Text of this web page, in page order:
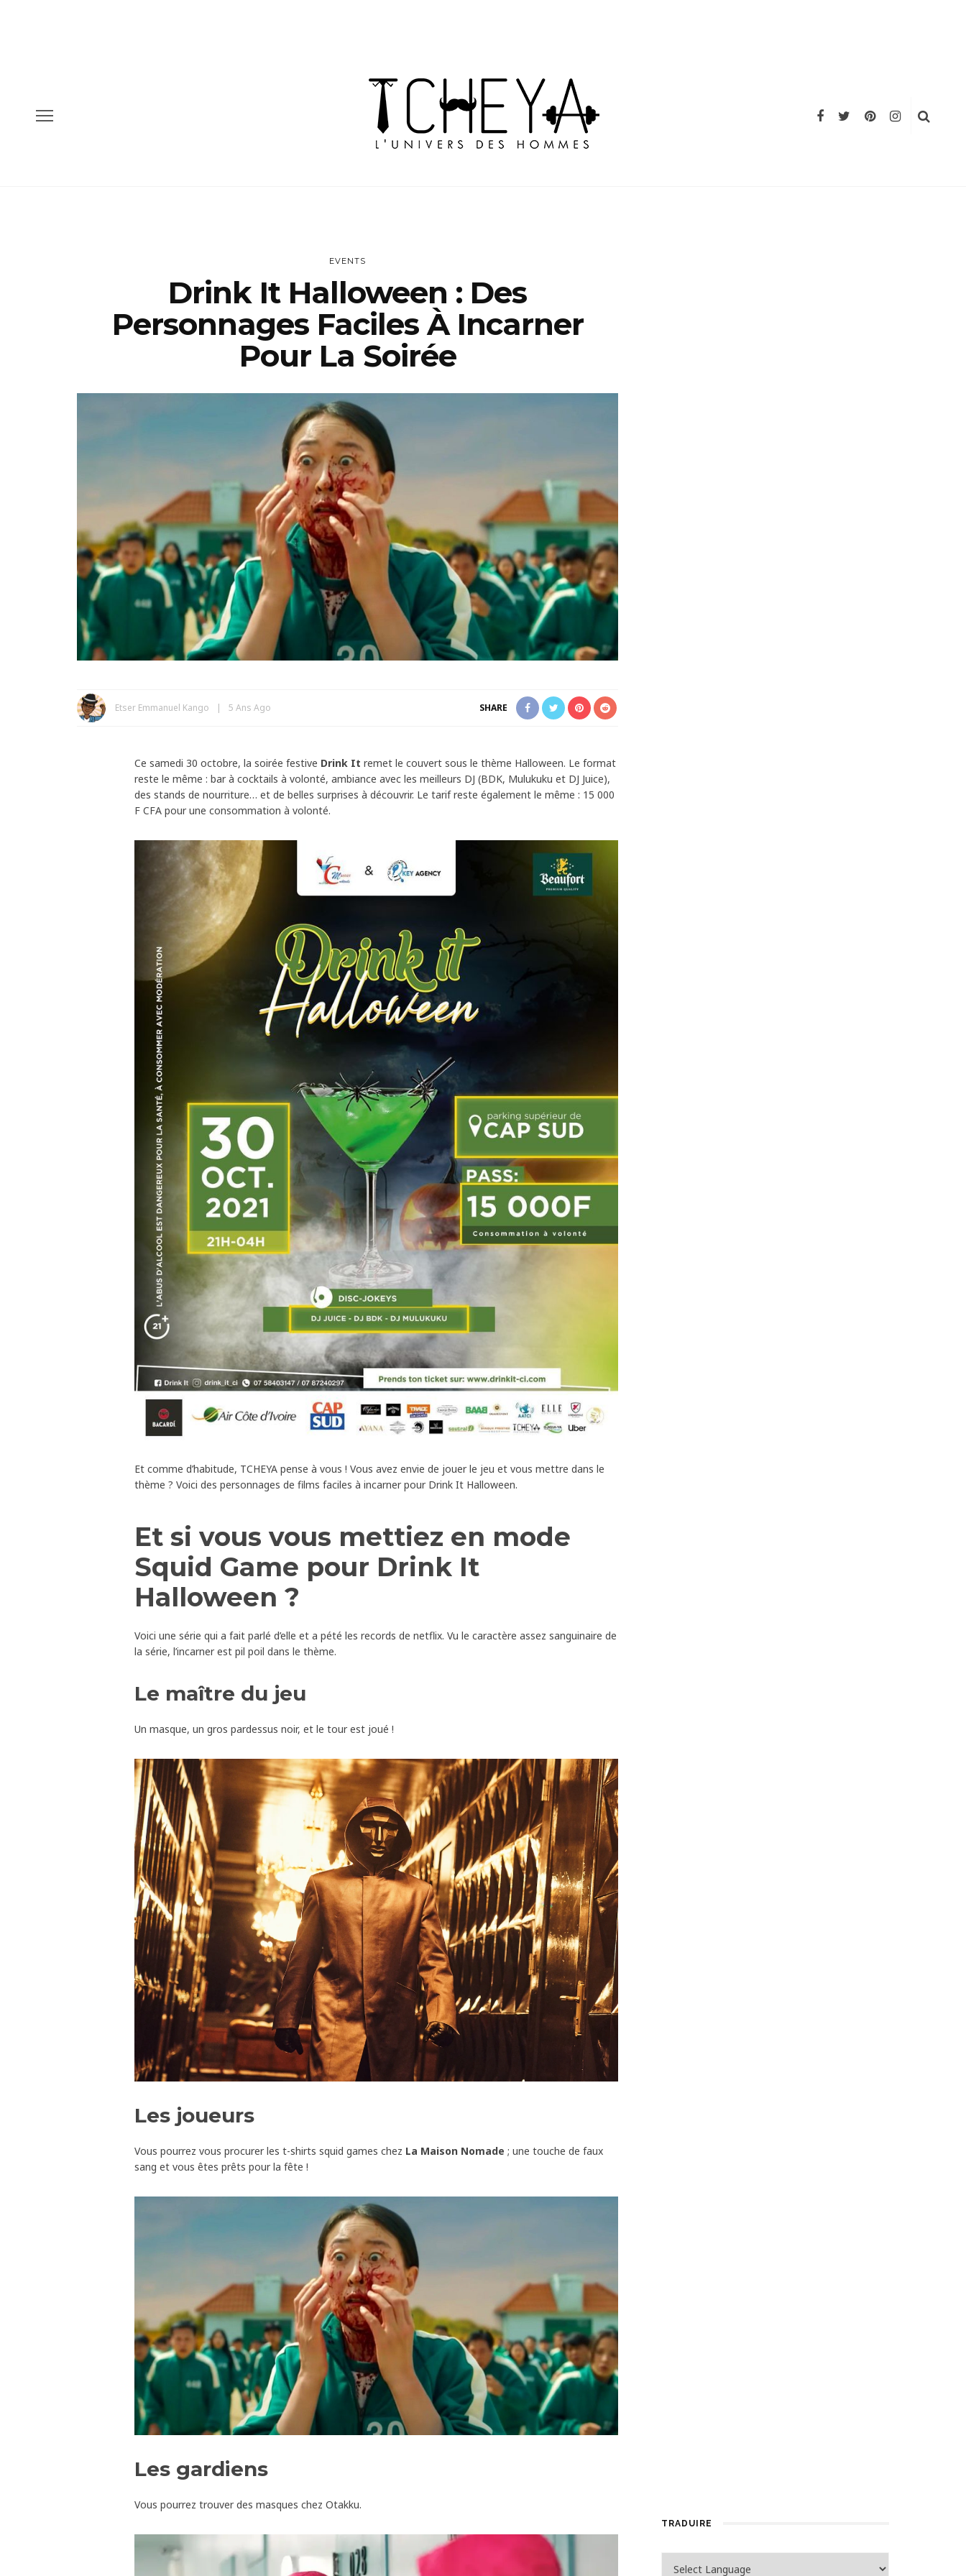
EVENTS
Drink It Halloween : Des
Personnages Faciles À Incarner
Pour La Soirée
Etser Emmanuel Kango 5 Ans Ago SHARE
Ce samedi 30 octobre, la soirée festive Drink It remet le couvert sous le thème Halloween. Le format
reste le même : bar à cocktails à volonté, ambiance avec les meilleurs DJ (BDK, Mulukuku et DJ Juice),
des stands de nourriture… et de belles surprises à découvrir. Le tarif reste également le même : 15 000
F CFA pour une consommation à volonté.
Et comme d’habitude, TCHEYA pense à vous ! Vous avez envie de jouer le jeu et vous mettre dans le
thème ? Voici des personnages de films faciles à incarner pour Drink It Halloween.
Et si vous vous mettiez en mode
Squid Game pour Drink It
Halloween ?
Voici une série qui a fait parlé d’elle et a pété les records de netflix. Vu le caractère assez sanguinaire de
la série, l’incarner est pil poil dans le thème.
Le maître du jeu
Un masque, un gros pardessus noir, et le tour est joué !
Les joueurs
Vous pourrez vous procurer les t-shirts squid games chez La Maison Nomade ; une touche de faux
sang et vous êtes prêts pour la fête !
Les gardiens
Vous pourrez trouver des masques chez Otakku.
TRADUIRE